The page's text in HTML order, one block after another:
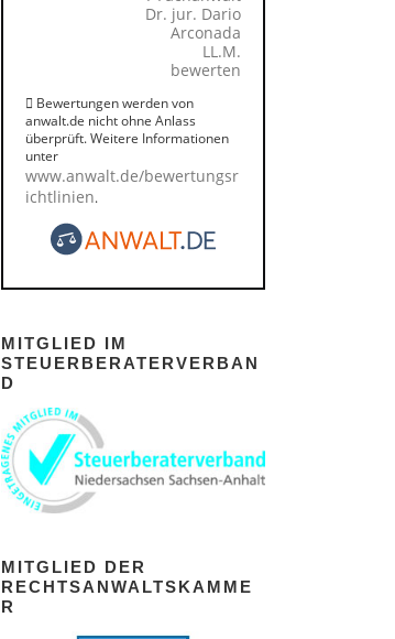
Dr. jur. Dario
Arconada
LL.M.
bewerten
Bewertungen werden von
anwalt.de nicht ohne Anlass
überprüft. Weitere Informationen
unter
www.anwalt.de/bewertungsr
ichtlinien.
MITGLIED IM
STEUERBERATERVERBAN
D
MITGLIED DER
RECHTSANWALTSKAMME
R